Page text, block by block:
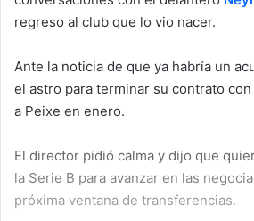
regreso al club que lo vio nacer.
Ante la noticia de que ya habría un
el astro para terminar su contrato con
a Peixe en enero.
El director pidió calma y dijo que
la Serie B para avanzar en las
próxima ventana de transferencias.